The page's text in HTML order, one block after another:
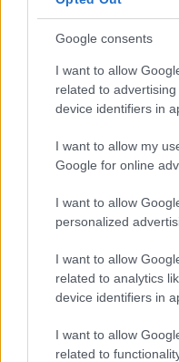
Google consents
I want to allow
related to
device identifiers in
I want to allow my
Google for online
I want to allow
personalized
I want to allow
related to analytics
device identifiers in
I want to allow
related to
Με εμφανή
χαρακτηριστικό των
«παίζει» με
αναλογίες και με
ένα rock ‘n roll
πιο τολμηρή και cool
διαθέσιμη στα
σε επιλεγμένα